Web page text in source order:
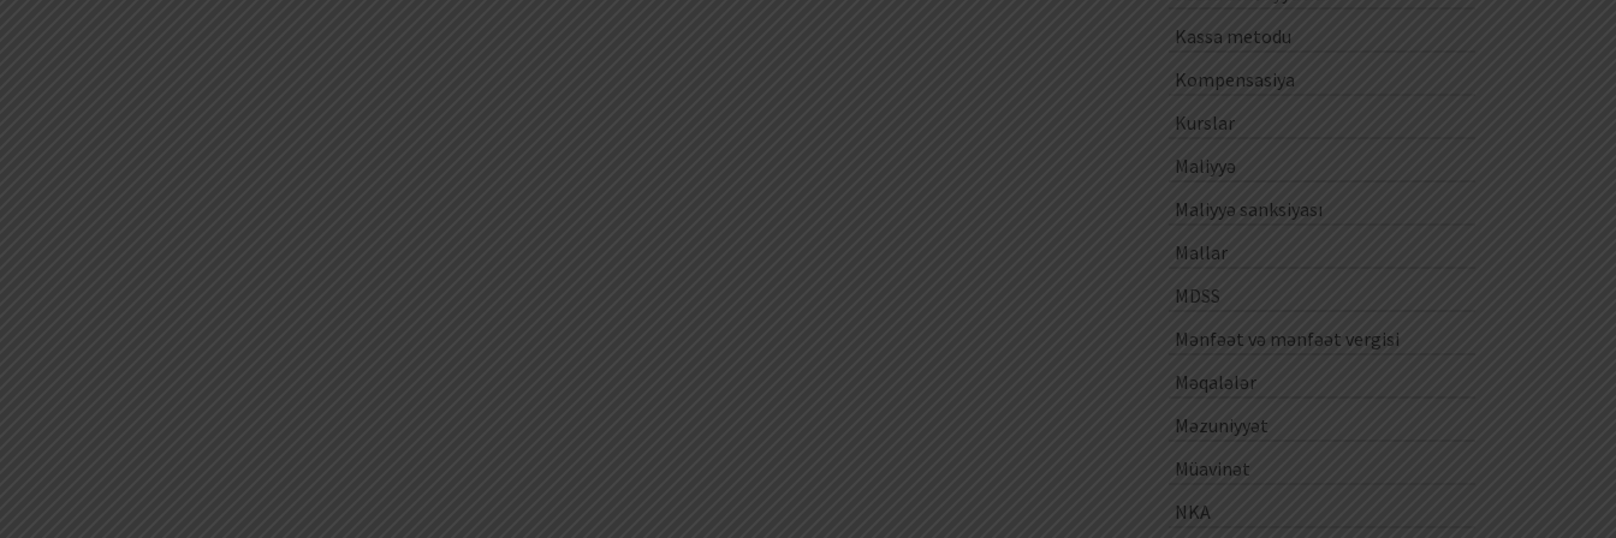
Kassa metodu
Kompensasiya
Kurslar
Maliyyə
Maliyyə sanksiyası
Mallar
MDSS
Mənfəət və mənfəət vergisi
Məqalələr
Məzuniyyət
Müavinət
NKA